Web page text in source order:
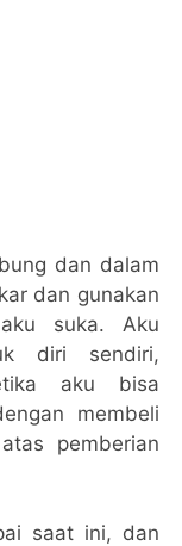
dan dalam
dan gunakan
suka. Aku
diri sendiri,
aku bisa
membeli
pemberian
saat ini, dan